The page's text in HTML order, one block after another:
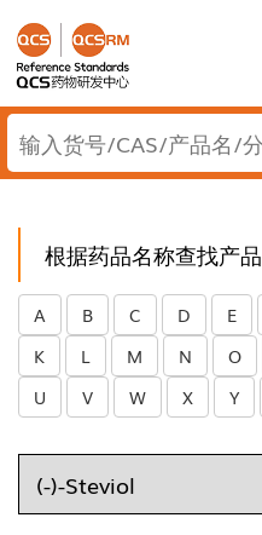
根据药品名称查找产品
A B C D E
K
L M N O
U
V W X Y